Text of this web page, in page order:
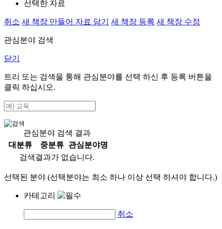
선택한 자료
취소 새 책장 만들어 자료 담기 새 책장 등록 새 책장 수정
관심분야 검색
닫기
트리 또는 검색을 통해 관심분야를 선택 하신 후 등록 버튼을
클릭 하십시오.
관심분야 검색 결과
대분류
중분류
관심분야명
검색결과가 없습니다.
선택된 분야 (선택분야는 최소 하나 이상 선택 하셔야 합니다.)
카테고리
취소